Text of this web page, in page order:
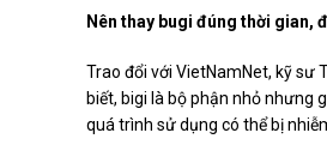
Nên thay bugi đúng thời gian,
Trao đổi với VietNamNet, kỹ sư
biết, bigi là bộ phận nhỏ nhưng
quá trình sử dụng có thể bị